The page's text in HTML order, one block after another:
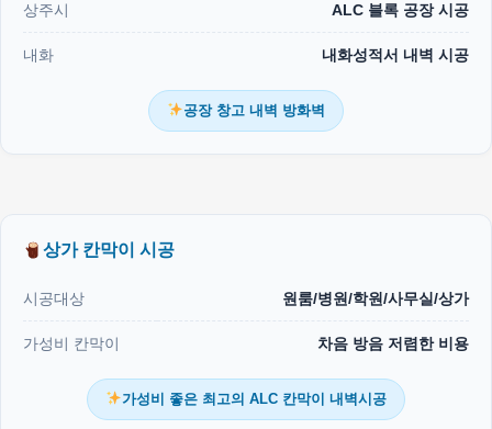
상주시 ALC 블록 공장 시공
내화 내화성적서 내벽 시공
공장 창고 내벽 방화벽
상가 칸막이 시공
시공대상 원룸/병원/학원/사무실/상가
가성비 칸막이 차음 방음 저렴한 비용
가성비 좋은 최고의 ALC 칸막이 내벽시공